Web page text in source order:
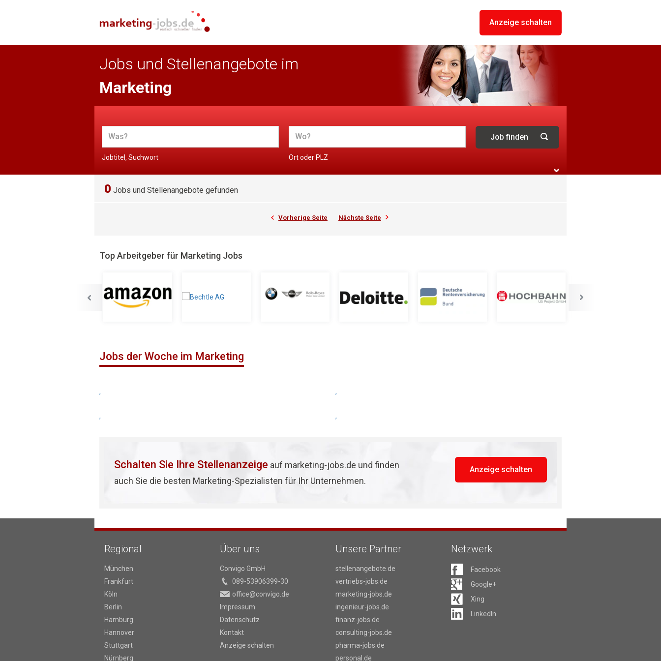
Anzeige schalten
Jobs und Stellenangebote im
Marketing
Jobtitel, Suchwort Ort oder PLZ
0 Jobs und Stellenangebote gefunden
Vorherige Seite Nächste Seite
Top Arbeitgeber für Marketing Jobs
Jobs der Woche im Marketing
, ,
, ,
Schalten Sie Ihre Stellenanzeige auf marketing-jobs.de und finden
auch Sie die besten Marketing-Spezialisten für Ihr Unternehmen.
Anzeige schalten
Regional
München
Frankfurt
Köln
Berlin
Hamburg
Hannover
Stuttgart
Nürnberg
Über uns
Convigo GmbH
089-53906399-30
office@convigo.de
Impressum
Datenschutz
Kontakt
Anzeige schalten
Unsere Partner
stellenangebote.de
vertriebs-jobs.de
marketing-jobs.de
ingenieur-jobs.de
finanz-jobs.de
consulting-jobs.de
pharma-jobs.de
personal.de
Netzwerk
Facebook
Google+
Xing
LinkedIn